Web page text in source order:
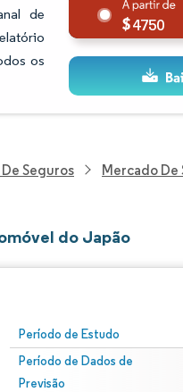
de
os
4750
Seguros Mercado De
do Japão
Período de Estudo
Período de Dados de
Previsão